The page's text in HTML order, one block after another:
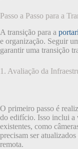
Passo a Passo para a
A transição para a
e organização. Seguir
garantir uma transição
1. Avaliação da
O primeiro passo é
do edifício. Isso inclui a
existentes, como
precisam ser
remota.